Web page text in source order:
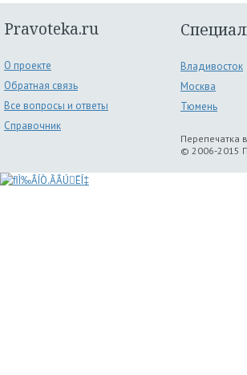
Pravoteka.ru
О проекте
Обратная связь
Все вопросы и ответы
Справочник
Владивосток
Москва
Тюмень
Перепечатка
© 2006-2015